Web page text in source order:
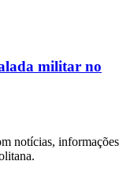
militar no
notícias, informações